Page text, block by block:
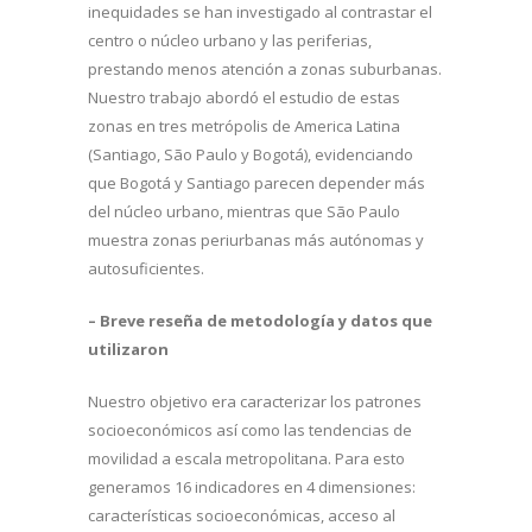
inequidades se han investigado al contrastar el
centro o núcleo urbano y las periferias,
prestando menos atención a zonas suburbanas.
Nuestro trabajo abordó el estudio de estas
zonas en tres metrópolis de America Latina
(Santiago, São Paulo y Bogotá), evidenciando
que Bogotá y Santiago parecen depender más
del núcleo urbano, mientras que São Paulo
muestra zonas periurbanas más autónomas y
autosuficientes.
– Breve reseña de metodología y datos que
utilizaron
Nuestro objetivo era caracterizar los patrones
socioeconómicos así como las tendencias de
movilidad a escala metropolitana. Para esto
generamos 16 indicadores en 4 dimensiones:
características socioeconómicas, acceso al